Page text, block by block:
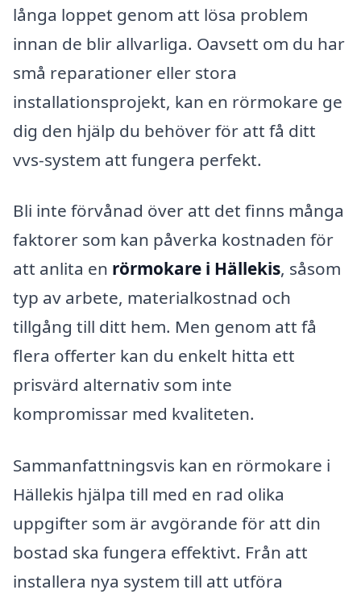
långa loppet genom att lösa problem
innan de blir allvarliga. Oavsett om du har
små reparationer eller stora
installationsprojekt, kan en rörmokare ge
dig den hjälp du behöver för att få ditt
vvs-system att fungera perfekt.
Bli inte förvånad över att det finns många
faktorer som kan påverka kostnaden för
att anlita en rörmokare i Hällekis, såsom
typ av arbete, materialkostnad och
tillgång till ditt hem. Men genom att få
flera offerter kan du enkelt hitta ett
prisvärd alternativ som inte
kompromissar med kvaliteten.
Sammanfattningsvis kan en rörmokare i
Hällekis hjälpa till med en rad olika
uppgifter som är avgörande för att din
bostad ska fungera effektivt. Från att
installera nya system till att utföra